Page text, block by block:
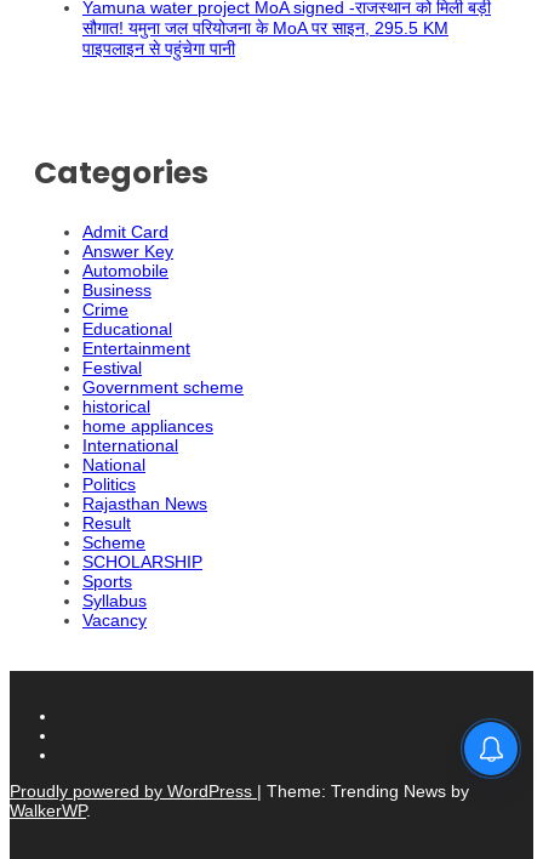
Yamuna water project MoA signed -राजस्थान को मिली बड़ी
सौगात! यमुना जल परियोजना के MoA पर साइन, 295.5 KM
पाइपलाइन से पहुंचेगा पानी
Categories
Admit Card
Answer Key
Automobile
Business
Crime
Educational
Entertainment
Festival
Government scheme
historical
home appliances
International
National
Politics
Rajasthan News
Result
Scheme
SCHOLARSHIP
Sports
Syllabus
Vacancy
Proudly powered by WordPress | Theme: Trending News by
WalkerWP.